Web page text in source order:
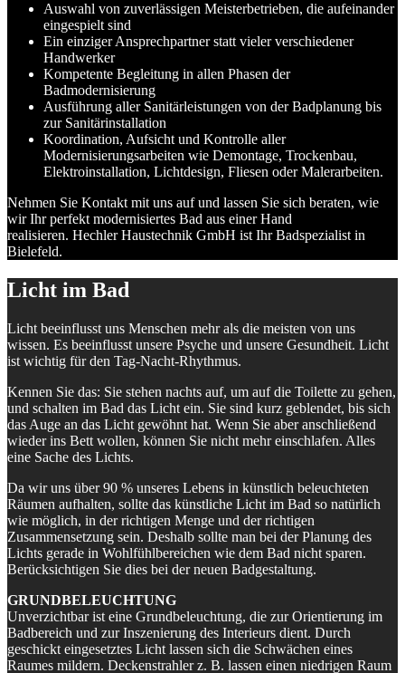
Auswahl von zuverlässigen Meisterbetrieben, die aufeinander
eingespielt sind
Ein einziger Ansprechpartner statt vieler verschiedener
Handwerker
Kompetente Begleitung in allen Phasen der
Badmodernisierung
Ausführung aller Sanitärleistungen von der Badplanung bis
zur Sanitärinstallation
Koordination, Aufsicht und Kontrolle aller
Modernisierungsarbeiten wie Demontage, Trockenbau,
Elektroinstallation, Lichtdesign, Fliesen oder Malerarbeiten.
Nehmen Sie Kontakt mit uns auf und lassen Sie sich beraten, wie
wir Ihr perfekt modernisiertes Bad aus einer Hand
realisieren. Hechler Haustechnik GmbH ist Ihr Badspezialist in
Bielefeld.
Licht im Bad
Licht beeinflusst uns Menschen mehr als die meisten von uns
wissen. Es beeinflusst unsere Psyche und unsere Gesundheit. Licht
ist wichtig für den Tag-Nacht-Rhythmus.
Kennen Sie das: Sie stehen nachts auf, um auf die Toilette zu gehen,
und schalten im Bad das Licht ein. Sie sind kurz geblendet, bis sich
das Auge an das Licht gewöhnt hat. Wenn Sie aber anschließend
wieder ins Bett wollen, können Sie nicht mehr einschlafen. Alles
eine Sache des Lichts.
Da wir uns über 90 % unseres Lebens in künstlich beleuchteten
Räumen aufhalten, sollte das künstliche Licht im Bad so natürlich
wie möglich, in der richtigen Menge und der richtigen
Zusammensetzung sein. Deshalb sollte man bei der Planung des
Lichts gerade in Wohlfühlbereichen wie dem Bad nicht sparen.
Berücksichtigen Sie dies bei der neuen Badgestaltung.
GRUNDBELEUCHTUNG
Unverzichtbar ist eine Grundbeleuchtung, die zur Orientierung im
Badbereich und zur Inszenierung des Interieurs dient. Durch
geschickt eingesetztes Licht lassen sich die Schwächen eines
Raumes mildern. Deckenstrahler z. B. lassen einen niedrigen Raum